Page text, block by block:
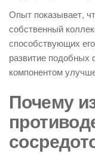
Опыт показывает,
собственный
способствующих
развитие
компонентом
Почему